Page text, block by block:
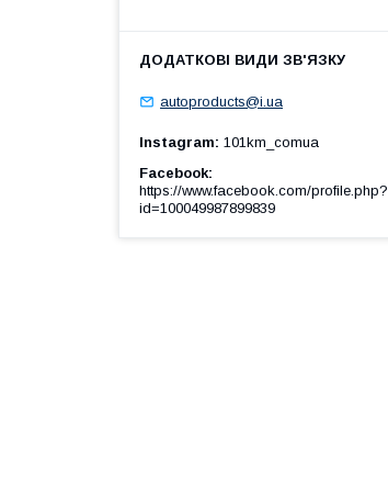
autoproducts@i.ua
Instagram 101km_comua
Facebook
https://www.facebook.com/profile.php?
id=100049987899839